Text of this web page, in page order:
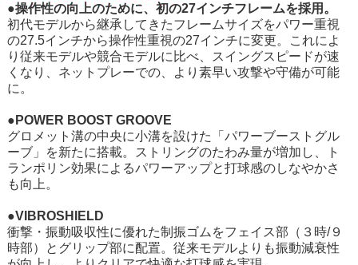
●操作性の向上のために、初の27インチフレームを採用。
初代モデルから継承してきたフレームサイズをパワー重視
の27.5インチから操作性重視の27インチに変更。これによ
り従来モデルや競合モデルに比べ、スイングスピードが速
くなり、ネットプレーでの、より素早い攻撃や守備が可能
に。
●POWER BOOST GROOVE
グロメット溝の中央に小溝を設けた「パワーブーストグル
ーブ」を新たに搭載。ストリングのたわみ量が増加し、ト
ランポリン効果によるパワーアップと打球感のしなやかさ
も向上。
●VIBROSHIELD
衝撃・振動吸収性に優れた制振ゴムをフェイス部（３時/９
時部）とグリップ部に配置。従来モデルよりも振動減衰性